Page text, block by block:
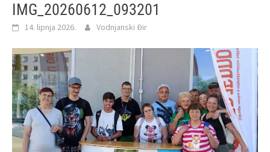
IMG_20260612_093201
14. lipnja 2026. Vodnjanski Đir